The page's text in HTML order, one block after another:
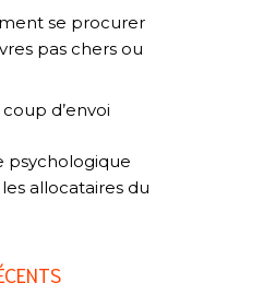
se procurer
pas chers ou
coup d’envoi
psychologique
allocataires du